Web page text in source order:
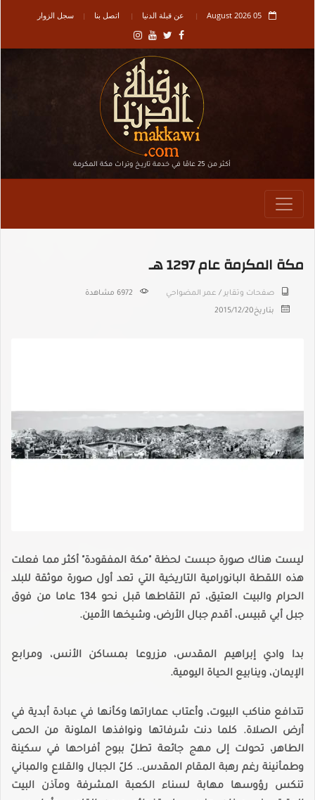
05 August 2026 عن قبلة الدنيا اتصل بنا سجل الزوار
أكثر من 25 عامًا في خدمة تاريـخ وتراث مكة المكرمة
مكة المكرمة عام 1297 هـ
صفحات وتقاير / عمر المضواحي 6972 مشاهدة
بتاريخ2015/12/20
ليست هناك صورة حبست لحظة "مكة المفقودة" أكثر مما فعلت
هذه اللقطة البانورامية التاريخية التي تعد أول صورة موثقة للبلد
الحرام والبيت العتيق، تم التقاطها قبل نحو 134 عاما من فوق
جبل أبي قبيس، أقدم جبال الأرض، وشيخها الأمين.
بدا وادي إبراهيم المقدس، مزروعا بمساكن الأنس، ومرابع
الإيمان، وينابيع الحياة اليومية.
تتدافع مناكب البيوت، وأعتاب عماراتها وكأنها في عبادة أبدية في
أرض الصلاة. كلما دنت شرفاتها ونوافذها الملونة من الحمى
الطاهر، تحولت إلى مهج جائعة تطلّ ببوح أفراحها في سكينة
وطمأنينة رغم رهبة المقام المقدس.. كلّ الجبال والقلاع والمباني
تنكس رؤوسها مهابة لسناء الكعبة المشرفة ومآذن البيت